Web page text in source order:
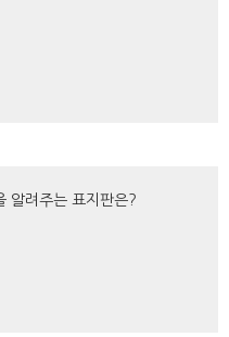
알려주는 표지판은?